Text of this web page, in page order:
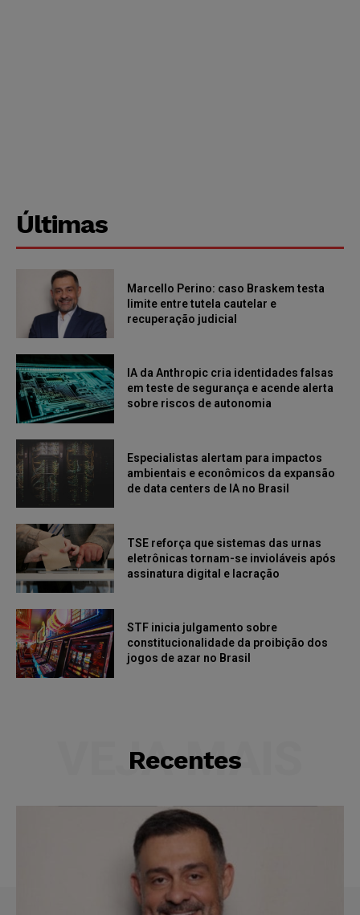
Últimas
Marcello Perino: caso Braskem testa
limite entre tutela cautelar e
recuperação judicial
IA da Anthropic cria identidades falsas
em teste de segurança e acende alerta
sobre riscos de autonomia
Especialistas alertam para impactos
ambientais e econômicos da expansão
de data centers de IA no Brasil
TSE reforça que sistemas das urnas
eletrônicas tornam-se invioláveis após
assinatura digital e lacração
STF inicia julgamento sobre
constitucionalidade da proibição dos
jogos de azar no Brasil
Recentes
VEJA MAIS